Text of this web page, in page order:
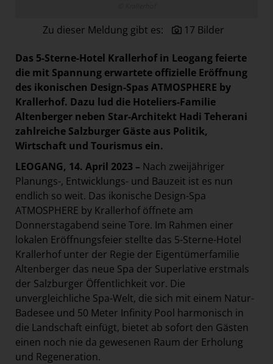
Swiss Life Select
The Companion
The Hoxton
Unibail-Rodamco-Westfield
Vöslauer
NMK
MEDIA
KONTAKT
Zu dieser Meldung gibt es: 17 Bilder
Das 5-Sterne-Hotel Krallerhof in Leogang feierte
die mit Spannung erwartete offizielle Eröffnung
des ikonischen Design-Spas ATMOSPHERE by
Krallerhof. Dazu lud die Hoteliers-Familie
Altenberger neben Star-Architekt Hadi Teherani
zahlreiche Salzburger Gäste aus Politik,
Wirtschaft und Tourismus ein.
LEOGANG, 14. April 2023 – Nach zweijähriger
Planungs-, Entwicklungs- und Bauzeit ist es nun
endlich so weit. Das ikonische Design-Spa
ATMOSPHERE by Krallerhof öffnete am
Donnerstagabend seine Tore. Im Rahmen einer
lokalen Eröffnungsfeier stellte das 5-Sterne-Hotel
Krallerhof unter der Regie der Eigentümerfamilie
Altenberger das neue Spa der Superlative erstmals
der Salzburger Öffentlichkeit vor. Die
unvergleichliche Spa-Welt, die sich mit einem Natur-
Badesee und 50 Meter Infinity Pool harmonisch in
die Landschaft einfügt, bietet ab sofort den Gästen
einen noch nie da gewesenen Raum der Erholung
und Regeneration.